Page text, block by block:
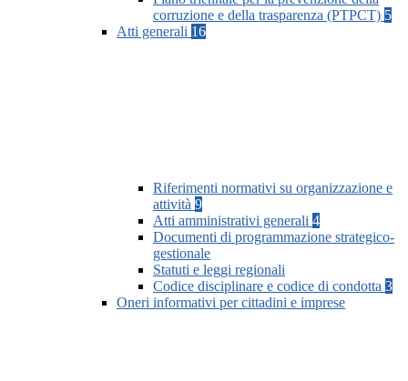
corruzione e della trasparenza (PTPCT) 5
Atti generali 16
Riferimenti normativi su organizzazione e
attività 9
Atti amministrativi generali 4
Documenti di programmazione strategico-
gestionale
Statuti e leggi regionali
Codice disciplinare e codice di condotta 3
Oneri informativi per cittadini e imprese